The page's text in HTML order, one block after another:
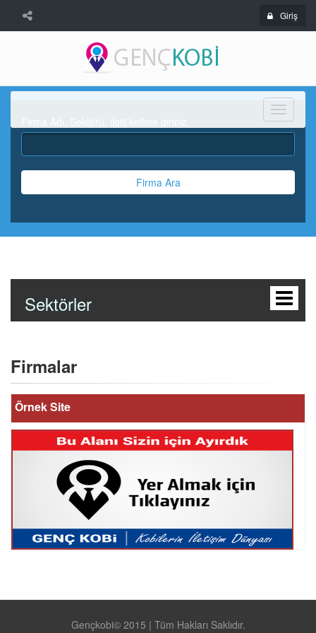
Giriş
Menü
Firma Ara
Sektörler
Firmalar
Örnek Site
Gençkobi© 2015 | Tüm Hakları Saklıdır.